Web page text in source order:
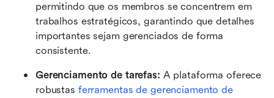
permitindo que os membros se concentrem em
trabalhos estratégicos, garantindo que detalhes
importantes sejam gerenciados de forma
consistente.
Gerenciamento de tarefas: A plataforma oferece
robustas ferramentas de gerenciamento de